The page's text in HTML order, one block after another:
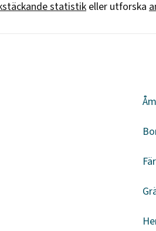
statistik eller utforska